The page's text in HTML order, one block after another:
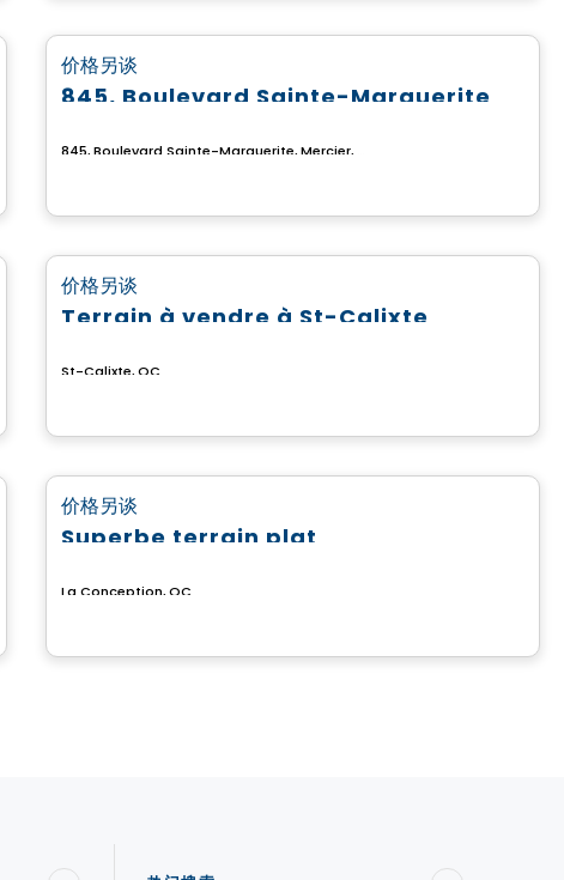
价格另谈
845, Boulevard Sainte-Marguerite
土地
价格另谈
Terrain à vendre à St-Calixte
St-Calixte, QC
土地
价格另谈
Superbe terrain plat
La Conception, QC